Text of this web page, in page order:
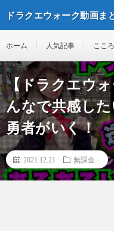
ドラクエウォーク動画ま
ホーム 人気記事 こころ
【ドラクエウ
んなで共感し
勇者がいく！
2021.12.21 無課金